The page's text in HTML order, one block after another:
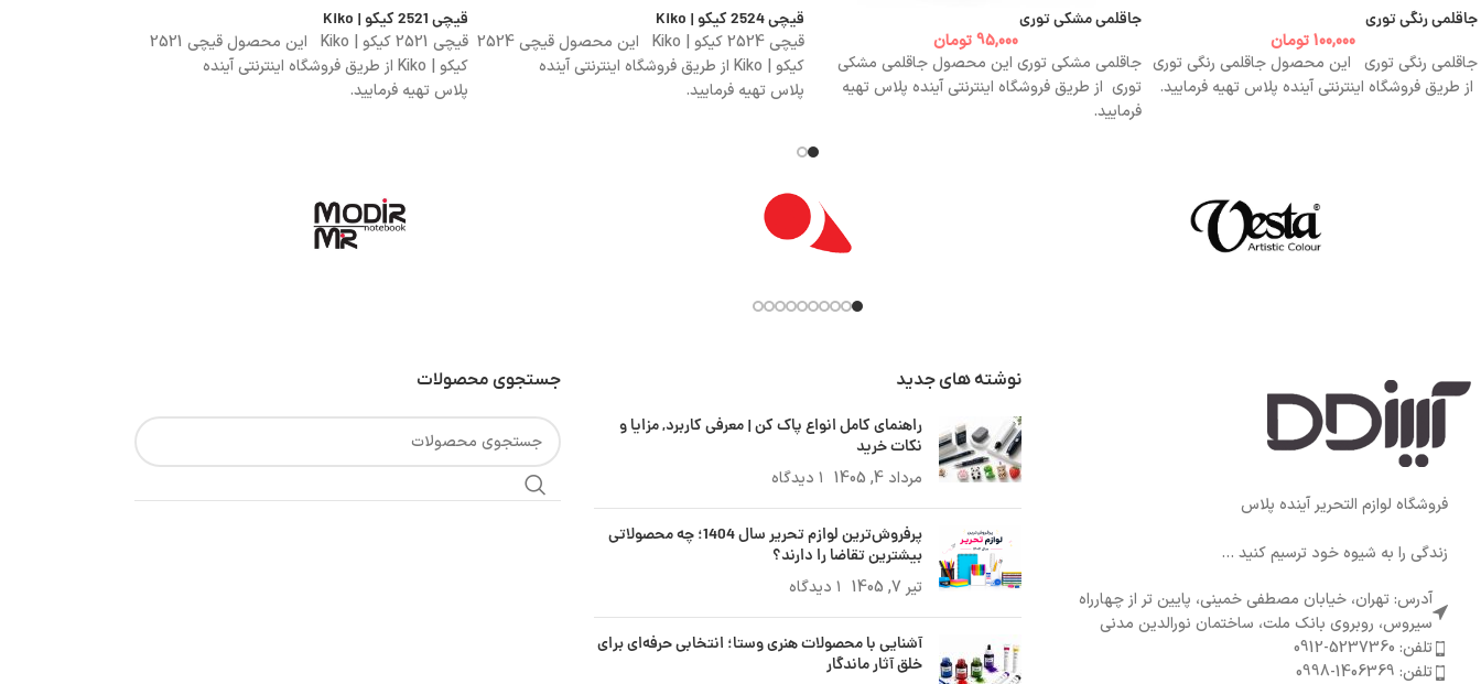
جاقلمی رنگی توری
100,000 تومان
جاقلمی رنگی توری این محصول جاقلمی رنگی توری
از طریق فروشگاه اینترنتی آینده پلاس تهیه فرمایید.
جاقلمی مشکی توری
95,000 تومان
جاقلمی مشکی توری این محصول جاقلمی مشکی
توری از طریق فروشگاه اینترنتی آینده پلاس تهیه
فرمایید.
قیچی 2524 کیکو | Kiko
قیچی 2524 کیکو | Kiko این محصول قیچی 2524
کیکو | Kiko از طریق فروشگاه اینترنتی آینده
پلاس تهیه فرمایید.
قیچی 2521 کیکو | Kiko
قیچی 2521 کیکو | Kiko این محصول قیچی 2521
کیکو | Kiko از طریق فروشگاه اینترنتی آینده
پلاس تهیه فرمایید.
فروشگاه لوازم التحریر آینده پلاس
زندگی را به شیوه خود ترسیم کنید ...
آدرس: تهران، خیابان مصطفی خمینی، پایین تر از چهارراه
سیروس، روبروی بانک ملت، ساختمان نورالدین مدنی
تلفن: 5237360-0912
تلفن: 1406369-0998
نوشته های جدید
راهنمای کامل انواع پاک کن | معرفی کاربرد, مزایا و
نکات خرید
مرداد 4, 1405 ۱ دیدگاه
پرفروش‌ترین لوازم تحریر سال 1404؛ چه محصولاتی
بیشترین تقاضا را دارند؟
تیر 7, 1405 ۱ دیدگاه
آشنایی با محصولات هنری وستا؛ انتخابی حرفه‌ای برای
خلق آثار ماندگار
جستجوی محصولات